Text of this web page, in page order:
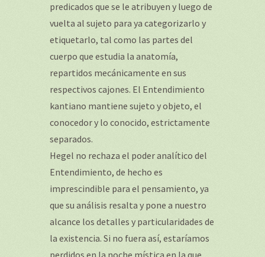
predicados que se le atribuyen y luego de
vuelta al sujeto para ya categorizarlo y
etiquetarlo, tal como las partes del
cuerpo que estudia la anatomía,
repartidos mecánicamente en sus
respectivos cajones. El Entendimiento
kantiano mantiene sujeto y objeto, el
conocedor y lo conocido, estrictamente
separados.
Hegel no rechaza el poder analítico del
Entendimiento, de hecho es
imprescindible para el pensamiento, ya
que su análisis resalta y pone a nuestro
alcance los detalles y particularidades de
la existencia. Si no fuera así, estaríamos
perdidos en la noche mística en la que